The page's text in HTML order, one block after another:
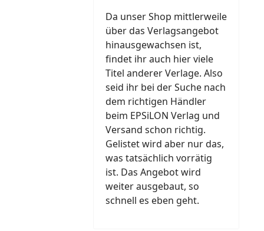
Da unser Shop mittlerweile
über das Verlagsangebot
hinausgewachsen ist,
findet ihr auch hier viele
Titel anderer Verlage. Also
seid ihr bei der Suche nach
dem richtigen Händler
beim EPSiLON Verlag und
Versand schon richtig.
Gelistet wird aber nur das,
was tatsächlich vorrätig
ist. Das Angebot wird
weiter ausgebaut, so
schnell es eben geht.